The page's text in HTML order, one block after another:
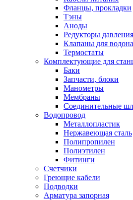
Обмен и возврат товара
Вакансии
Фланцы, прокладки
Тэны
Аноды
Редукторы давления
Клапаны для
Термостаты
Комплектующие для
Баки
Запчасти, блоки
Манометры
Мембраны
Соединительные
Водопровод
Металлопластик
Нержавеющая сталь
Полипропилен
Полиэтилен
Фитинги
Счетчики
Греющие кабели
Подводки
Арматура запорная